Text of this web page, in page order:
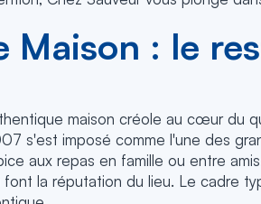
Maison : le
maison créole au cœur du
s'est imposé comme l'une des
aux repas en famille ou entre
font la réputation du lieu. Le cadre